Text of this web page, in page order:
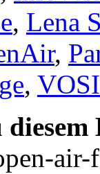
, Lena
,
,